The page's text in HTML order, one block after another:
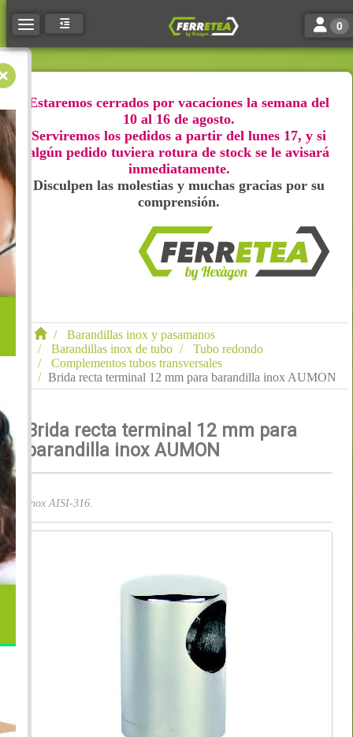
Toggle navigation Toggle
0
Estaremos cerrados por vacaciones la semana del
10 al 16 de agosto.
Serviremos los pedidos a partir del lunes 17, y si
algún pedido tuviera rotura de stock se le avisará
inmediatamente.
Disculpen las molestias y muchas gracias por su
comprensión.
Barandillas inox y pasamanos
Barandillas inox de tubo
Tubo redondo
Complementos tubos transversales
Brida recta terminal 12 mm para barandilla inox AUMON
Brida recta terminal 12 mm para
barandilla inox AUMON
Inox AISI-316.